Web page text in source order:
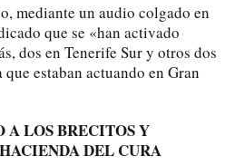
mediante un audio colgado en
que se «han activado
dos en Tenerife Sur y otros dos
estaban actuando en Gran
A LOS BRECITOS Y
DEL CURA